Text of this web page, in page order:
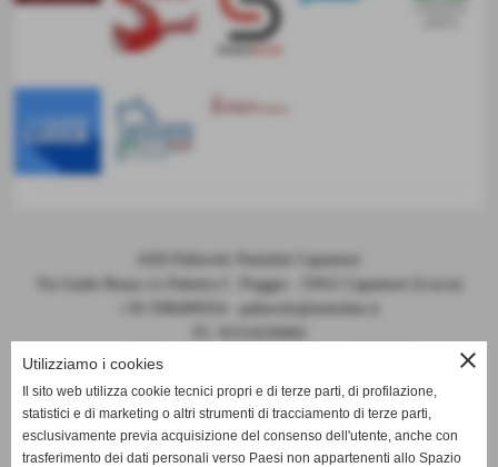
ASD Pallavolo Nottolini Capannori
Via Guido Rossa c/o Palestra C. Piaggia - 55012 Capannori (Lucca)
Codice FIPAV 10.050.0086 - N° registro CONI 7225
close
Utilizziamo i cookies
Il sito web utilizza cookie tecnici propri e di terze parti, di profilazione,
statistici e di marketing o altri strumenti di tracciamento di terze parti,
esclusivamente previa acquisizione del consenso dell'utente, anche con
trasferimento dei dati personali verso Paesi non appartenenti allo Spazio